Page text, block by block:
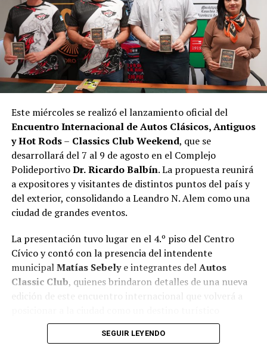
Este miércoles se realizó el lanzamiento oficial del
Encuentro Internacional de Autos Clásicos, Antiguos
y Hot Rods– Classics Club Weekend, que se
desarrollará del 7 al 9 de agosto en el Complejo
PolideportivoDr.Ricardo Balbín. La propuesta reunirá
a expositores y visitantes de distintos puntos del país y
del exterior, consolidando a Leandro N. Alem como una
ciudad de grandes eventos.
La presentación tuvo lugar en el 4.º piso del Centro
Cívico y contó con la presencia del intendente
municipalMatías Sebelye integrantes delAutos
Classic Club, quienes brindaron detalles de una nueva
edición de este encuentro internacional que volverá a
durante el fin de semana.
SEGUIR LEYENDO